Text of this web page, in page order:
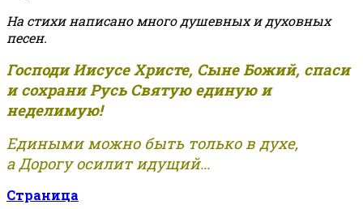
На стихи написано много душевных и духовных
песен.
Господи Иисусе Христе, Сыне Божий, спаси
и сохрани Русь Святую единую и
неделимую!
Едиными можно быть только в духе,
а Дорогу осилит идущий...
Страница